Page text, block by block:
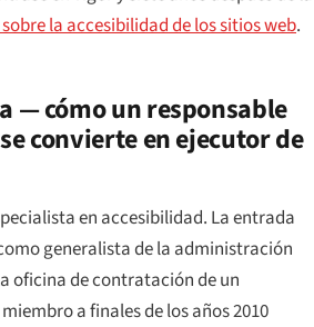
la accesibilidad de los sitios web.
— cómo un responsable
convierte en ejecutor de
en accesibilidad. La entrada
generalista de la administración
oficina de contratación de un
a finales de los años 2010